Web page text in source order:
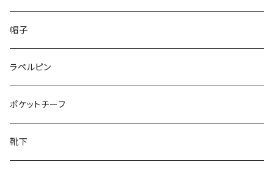
50/XL～
48/L
50/XL～
26cm～
27cm～
28cm～
帽子
ラペルピン
ポケットチーフ
靴下